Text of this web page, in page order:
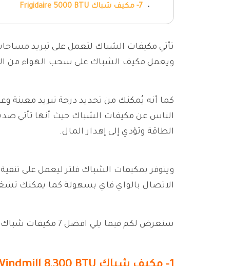
7- مكيف شباك Frigidaire 5000 BTU
تأتي مكيفات الشباك لتعمل على تبريد
ويعمل مكيف الشباك على سحب الهواء من
كما أنه يُمكنك من تحديد درجة تبريد معينة
الناس عن مكيفات الشباك حيث أنها تأتي
الطاقة وتؤدي إلى إهدار المال.
ويتوفر بمكيفات الشباك فلتر ليعمل على
الاتصال بالواي فاي بسهولة كما يمكنك
سنعرض لكم فيما يلي افضل 7 مكيفات شباك موجودة بالأسواق لاختيار الأفضل وما يناسب احتياجك.